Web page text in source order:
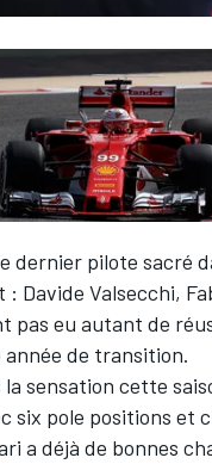
dernier pilote sacré
Davide Valsecchi,
pas eu autant de
de transition.
sensation cette
six pole positions
a déjà de bonnes